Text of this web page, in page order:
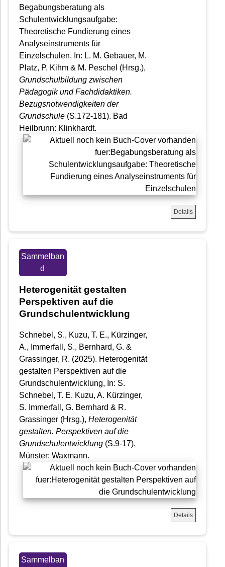
Begabungsberatung als
Schulentwicklungsaufgabe:
Theoretische Fundierung eines
Analyseinstruments für
Einzelschulen, In: L. M. Gebauer, M.
Platz, P. Kihm & M. Peschel (Hrsg.),
Grundschulbildung zwischen
Pädagogik und Fachdidaktiken.
Bezugsnotwendigkeiten der
Grundschule (S.172-181). Bad
Heilbrunn: Klinkhardt.
Details
Sammelban
d
Heterogenität gestalten
Perspektiven auf die
Grundschulentwicklung
Schnebel, S., Kuzu, T. E., Kürzinger,
A., Immerfall, S., Bernhard, G. &
Grassinger, R. (2025). Heterogenität
gestalten Perspektiven auf die
Grundschulentwicklung, In: S.
Schnebel, T. E. Kuzu, A. Kürzinger,
S. Immerfall, G. Bernhard & R.
Grassinger (Hrsg.), Heterogenität
gestalten. Perspektiven auf die
Grundschulentwicklung (S.9-17).
Münster: Waxmann.
Details
Sammelban